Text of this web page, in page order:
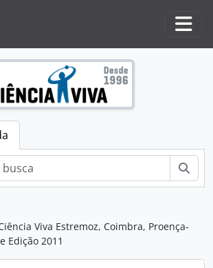
Viva Estremoz, Coimbra, Proença-
Edição 2011